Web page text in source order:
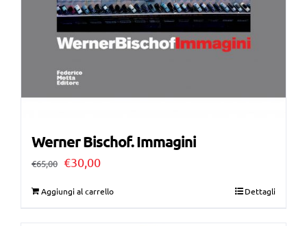
Werner Bischof. Immagini
€65,00 Il
€30,00Il
Aggiungi al carrello Dettagli